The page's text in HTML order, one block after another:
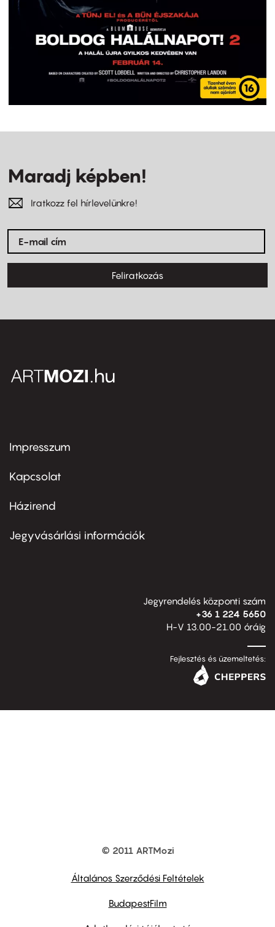
Maradj képben!
Iratkozz fel hírlevelünkre!
Feliratkozás
Footer
first
Impresszum
Kapcsolat
Footer
second
Házirend
Jegyvásárlási információk
Jegyrendelés központi szám
+36 1 224 5650
H-V 13.00-21.00 óráig
Fejlesztés és üzemeltetés:
© 2011 ARTMozi
Általános Szerződési Feltételek
BudapestFilm